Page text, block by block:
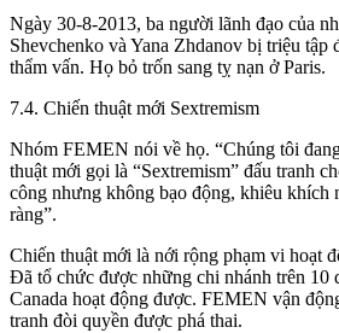
Ngày 30-8-2013, ba người lãnh đạo của
Shevchenko và Yana Zhdanov bị triệu tập
thẩm vấn. Họ bỏ trốn sang tỵ nạn ở Paris.
7.4. Chiến thuật mới Sextremism
Nhóm FEMEN nói về họ. “Chúng tôi
thuật mới gọi là “Sextremism” đấu tranh
công nhưng không bạo động, khiêu khích
ràng”.
Chiến thuật mới là nới rộng phạm vi hoạt
Đã tổ chức được những chi nhánh trên 10
Canada hoạt động được. FEMEN vận
tranh đòi quyền được phá thai.